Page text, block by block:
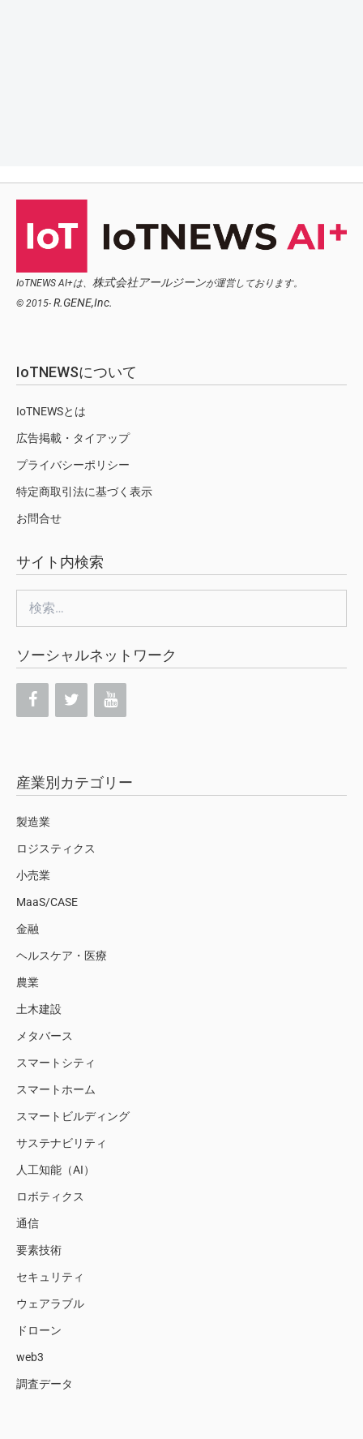
IoTNEWS AI+は、 株式会社アールジーンが運営しております。
© 2015- R.GENE,Inc.
IoTNEWSについて
IoTNEWSとは
広告掲載・タイアップ
プライバシーポリシー
特定商取引法に基づく表示
お問合せ
サイト内検索
索:
ソーシャルネットワーク
産業別カテゴリー
製造業
ロジスティクス
小売業
MaaS/CASE
金融
ヘルスケア・医療
農業
土木建設
メタバース
スマートシティ
スマートホーム
スマートビルディング
サステナビリティ
人工知能（AI）
ロボティクス
通信
要素技術
セキュリティ
ウェアラブル
ドローン
web3
調査データ